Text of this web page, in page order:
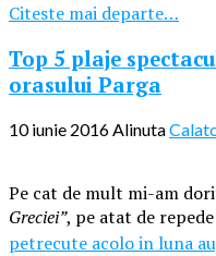
Citeste mai departe…
Top 5 plaje
orasului Parga
10 iunie 2016 Alinuta
Pe cat de mult mi-am
Greciei”, pe atat de
petrecute acolo in luna